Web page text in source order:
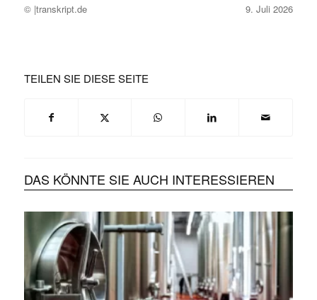
© |transkript.de 9. Juli 2026
TEILEN SIE DIESE SEITE
DAS KÖNNTE SIE AUCH INTERESSIEREN